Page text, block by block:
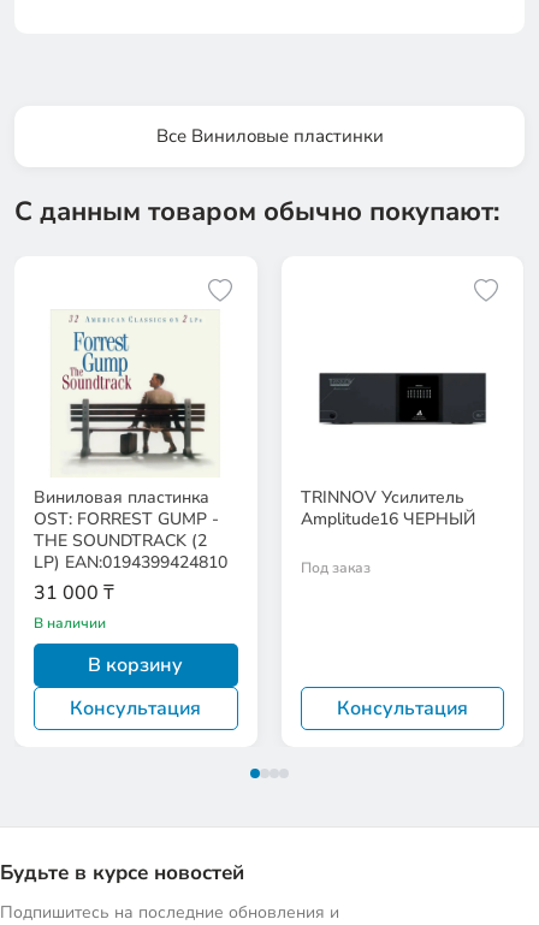
Все Виниловые пластинки
С данным товаром обычно покупают:
Виниловая пластинка
OST: FORREST GUMP -
THE SOUNDTRACK (2
LP) EAN:0194399424810
31 000 ₸
В наличии
В корзину
Консультация
TRINNOV Усилитель
Amplitude16 ЧЕРНЫЙ
Под заказ
Консультация
Будьте в курсе новостей
Подпишитесь на последние обновления и